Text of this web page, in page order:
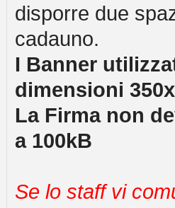
disporre due
cadauno.
I Banner
dimensioni
La Firma non
a 100kB
Se lo staff vi